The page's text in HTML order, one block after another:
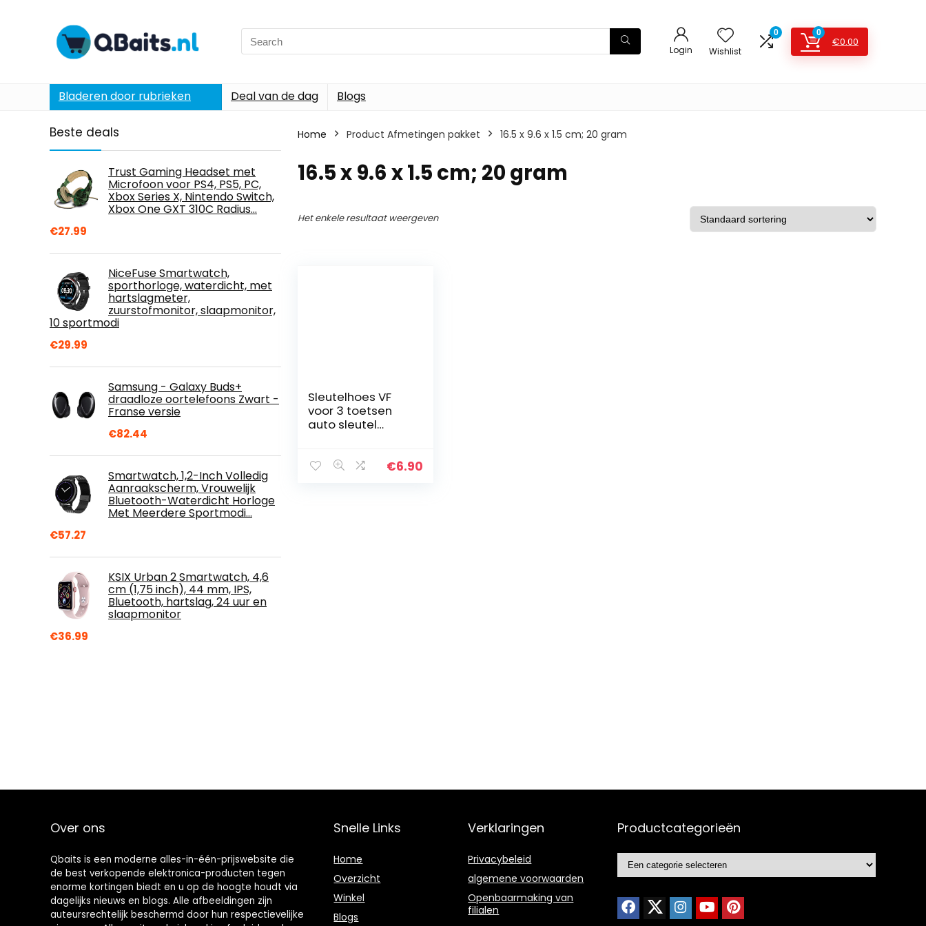
Search
for:
Login Wishlist
0 0
€0.00
Bladeren door rubrieken Deal van de dag Blogs
Beste deals
Trust Gaming Headset met
Microfoon voor PS4, PS5, PC,
Xbox Series X, Nintendo Switch,
Xbox One GXT 310C Radius…
€27.99
NiceFuse Smartwatch,
sporthorloge, waterdicht, met
hartslagmeter,
zuurstofmonitor, slaapmonitor,
10 sportmodi
€29.99
Samsung - Galaxy Buds+
draadloze oortelefoons Zwart -
Franse versie
€82.44
Smartwatch, 1,2-Inch Volledig
Aanraakscherm, Vrouwelijk
Bluetooth-Waterdicht Horloge
Met Meerdere Sportmodi…
€57.27
KSIX Urban 2 Smartwatch, 4,6
cm (1,75 inch), 44 mm, IPS,
Bluetooth, hartslag, 24 uur en
slaapmonitor
€36.99
Home Product Afmetingen pakket 16.5 x 9.6 x 1.5 cm; 20 gram
16.5 x 9.6 x 1.5 cm; 20 gram
Het enkele resultaat weergeven
Sleutelhoes VF
voor 3 toetsen
auto sleutel
beschermhoes
€6.90
Over ons
Qbaits is een moderne alles-in-één-prijswebsite die
de best verkopende elektronica-producten tegen
enorme kortingen biedt en u op de hoogte houdt via
dagelijks nieuws en blogs. Alle afbeeldingen zijn
auteursrechtelijk beschermd door hun respectievelijke
Snelle Links
Home
Overzicht
Winkel
Blogs
Verklaringen
Privacybeleid
algemene voorwaarden
Openbaarmaking van
filialen
Productcategorieën